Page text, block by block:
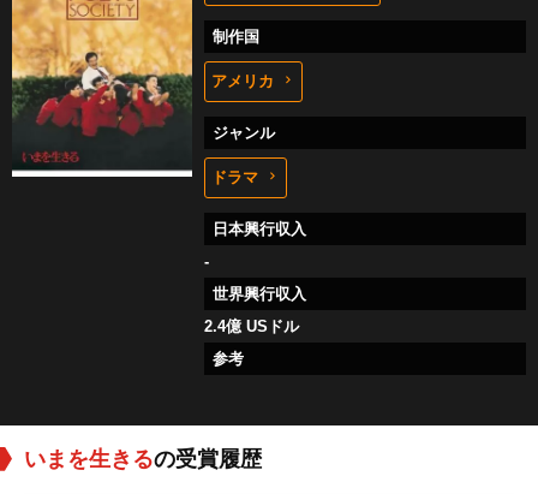
制作国
アメリカ
ジャンル
ドラマ
日本興行収入
-
世界興行収入
2.4億 USドル
参考
いまを生きるの受賞履歴